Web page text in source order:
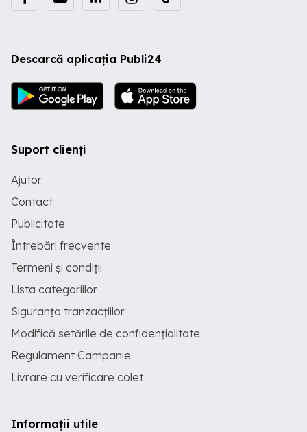
Descarcă aplicația Publi24
Suport clienți
Ajutor
Contact
Publicitate
Întrebări frecvente
Termeni și condiții
Lista categoriilor
Siguranța tranzacțiilor
Modifică setările de confidențialitate
Regulament Campanie
Livrare cu verificare colet
Informații utile